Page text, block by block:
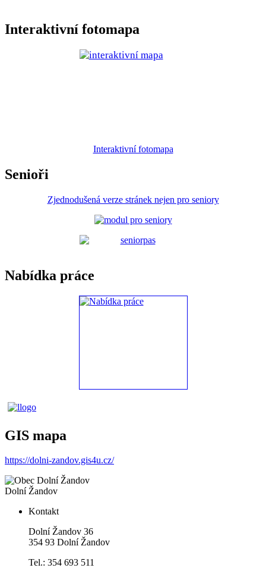
Interaktivní fotomapa
Interaktivní fotomapa
Senioři
Zjednodušená verze stránek nejen pro seniory
Nabídka práce
GIS mapa
https://dolni-zandov.gis4u.cz/
Dolní Žandov
Kontakt
Dolní Žandov 36
354 93 Dolní Žandov
Tel.: 354 693 511